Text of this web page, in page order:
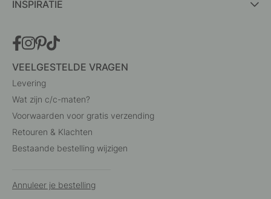
INSPIRATIE
VEELGESTELDE VRAGEN
Levering
Wat zijn c/c-maten?
Voorwaarden voor gratis verzending
Retouren & Klachten
Bestaande bestelling wijzigen
Annuleer je bestelling